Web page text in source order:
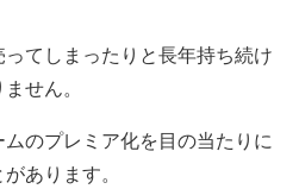
てしまったりと長年持ち続け
せん。
のプレミア化を目の当たりに
あります。